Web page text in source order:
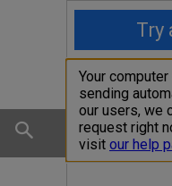
و بهداشتی ایران